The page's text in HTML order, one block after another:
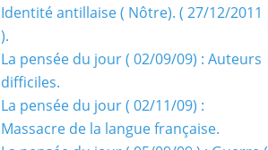
Identité antillaise ( Nôtre). ( 27/12/2011
).
La pensée du jour ( 02/09/09) : Auteurs
difficiles.
La pensée du jour ( 02/11/09) :
Massacre de la langue française.